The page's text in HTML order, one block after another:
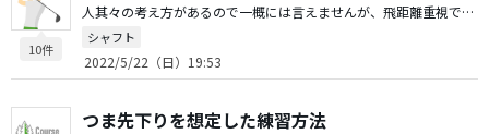
10件
人其々の考え方があるので一概には言えませんが、飛距離重視でしたらカーボンがいいでしょうし安定性重視でしたらスチールがイイと思います。カーボンでしたら藤倉シャフトのMCIが個人的にはおススメです。スチールでしたらN.S.PROのモーダス3ですネ。
シャフト
2022/5/22（日）19:53
つま先下りを想定した練習方法